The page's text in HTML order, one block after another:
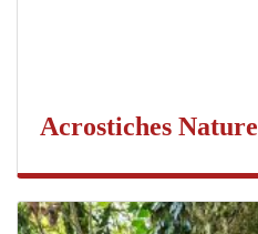
Acrostiches Nature